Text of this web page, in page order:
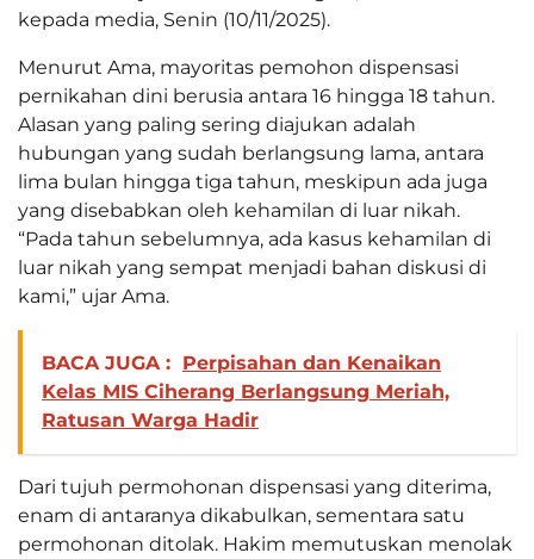
kepada media, Senin (10/11/2025).
Menurut Ama, mayoritas pemohon dispensasi
pernikahan dini berusia antara 16 hingga 18 tahun.
Alasan yang paling sering diajukan adalah
hubungan yang sudah berlangsung lama, antara
lima bulan hingga tiga tahun, meskipun ada juga
yang disebabkan oleh kehamilan di luar nikah.
“Pada tahun sebelumnya, ada kasus kehamilan di
luar nikah yang sempat menjadi bahan diskusi di
kami,” ujar Ama.
BACA JUGA : Perpisahan dan Kenaikan
Kelas MIS Ciherang Berlangsung Meriah,
Ratusan Warga Hadir
Dari tujuh permohonan dispensasi yang diterima,
enam di antaranya dikabulkan, sementara satu
permohonan ditolak. Hakim memutuskan menolak